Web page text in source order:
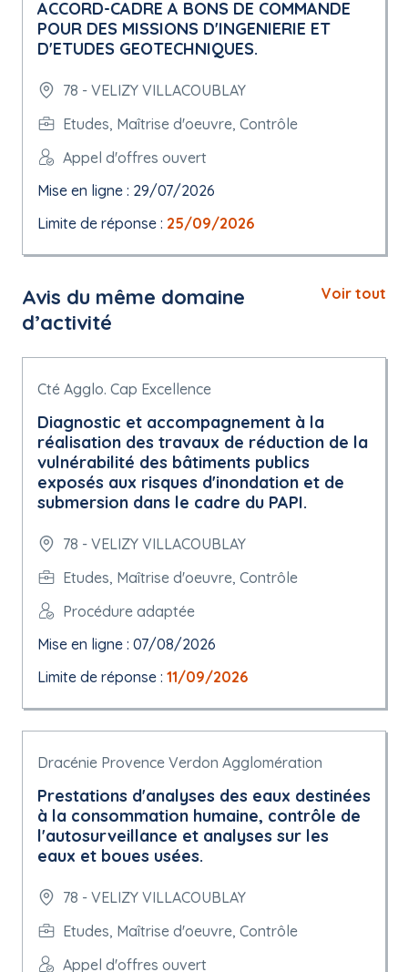
ACCORD-CADRE A BONS DE COMMANDE
POUR DES MISSIONS D'INGENIERIE ET
D'ETUDES GEOTECHNIQUES.
78 - VELIZY VILLACOUBLAY
Etudes, Maîtrise d'oeuvre, Contrôle
Appel d'offres ouvert
Mise en ligne : 29/07/2026
Limite de réponse : 25/09/2026
Avis du même domaine
d’activité
Voir tout
Cté Agglo. Cap Excellence
Diagnostic et accompagnement à la
réalisation des travaux de réduction de la
vulnérabilité des bâtiments publics
exposés aux risques d'inondation et de
submersion dans le cadre du PAPI.
78 - VELIZY VILLACOUBLAY
Etudes, Maîtrise d'oeuvre, Contrôle
Procédure adaptée
Mise en ligne : 07/08/2026
Limite de réponse : 11/09/2026
Dracénie Provence Verdon Agglomération
Prestations d'analyses des eaux destinées
à la consommation humaine, contrôle de
l'autosurveillance et analyses sur les
eaux et boues usées.
78 - VELIZY VILLACOUBLAY
Etudes, Maîtrise d'oeuvre, Contrôle
Appel d'offres ouvert